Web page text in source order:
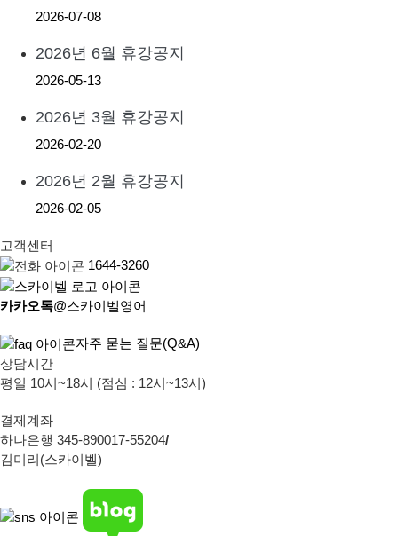
2026-07-08
2026년 6월 휴강공지
2026-05-13
2026년 3월 휴강공지
2026-02-20
2026년 2월 휴강공지
2026-02-05
고객센터
1644-3260
카카오톡@스카이벨영어
자주 묻는 질문(Q&A)
상담시간
평일 10시~18시 (점심 : 12시~13시)
결제계좌
하나은행 345-890017-55204/
김미리(스카이벨)